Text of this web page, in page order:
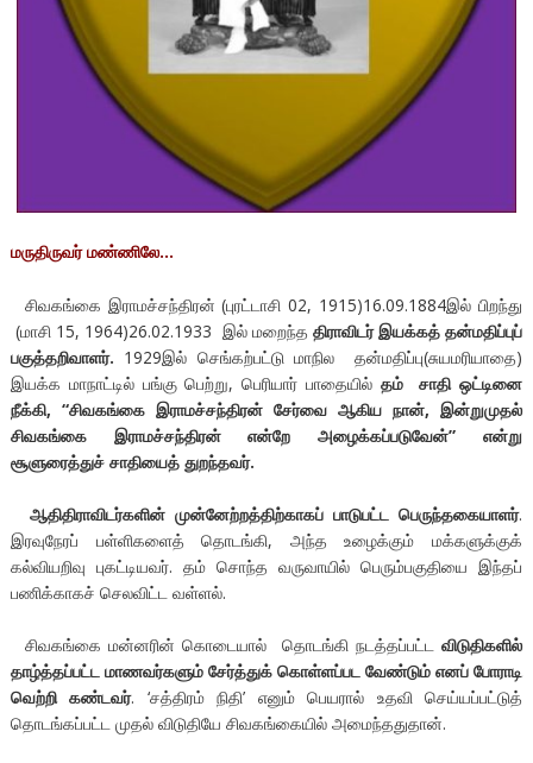
மருதிருவர் மண்ணிலே…
சிவகங்கை இராமச்சந்திரன் (புரட்டாசி 02, 1915)16.09.1884இல் பிறந்து
(மாசி 15, 1964)26.02.1933 இல் மறைந்த திராவிடர் இயக்கத் தன்மதிப்புப்
பகுத்தறிவாளர். 1929இல் செங்கற்பட்டு மாநில தன்மதிப்பு(சுயமரியாதை)
இயக்க மாநாட்டில் பங்கு பெற்று, பெரியார் பாதையில் தம் சாதி ஒட்டினை
நீக்கி, “சிவகங்கை இராமச்சந்திரன் சேர்வை ஆகிய நான், இன்றுமுதல்
சிவகங்கை இராமச்சந்திரன் என்றே அழைக்கப்படுவேன்” என்று
சூளுரைத்துச் சாதியைத் துறந்தவர்.
ஆதிதிராவிடர்களின் முன்னேற்றத்திற்காகப் பாடுபட்ட பெருந்தகையாளர்.
இரவுநேரப் பள்ளிகளைத் தொடங்கி, அந்த உழைக்கும் மக்களுக்குக்
கல்வியறிவு புகட்டியவர். தம் சொந்த வருவாயில் பெரும்பகுதியை இந்தப்
பணிக்காகச் செலவிட்ட வள்ளல்.
சிவகங்கை மன்னரின் கொடையால் தொடங்கி நடத்தப்பட்டவிடுதிகளில்
தாழ்த்தப்பட்ட மாணவர்களும் சேர்த்துக் கொள்ளப்பட வேண்டும் எனப் போராடி
வெற்றி கண்டவர். ‘சத்திரம் நிதி’ எனும் பெயரால் உதவி செய்யப்பட்டுத்
தொடங்கப்பட்ட முதல் விடுதியே சிவகங்கையில் அமைந்ததுதான்.